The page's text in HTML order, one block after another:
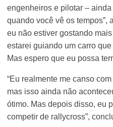
engenheiros e pilotar – ainda
quando você vê os tempos”,
eu não estiver gostando
estarei guiando um carro
Mas espero que eu possa
“Eu realmente me canso
mas isso ainda não
ótimo. Mas depois disso, eu
competir de rallycross”,